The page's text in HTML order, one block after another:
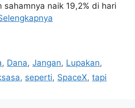
sahamnya naik 19,2% di hari
, Dana,Jangan, Lupakan,
, seperti, SpaceX, tapi